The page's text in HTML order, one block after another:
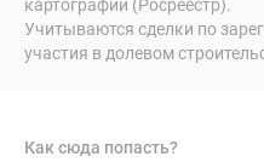
картографии (Росреестр).
Учитываются сделки по
участия в долевом
Как сюда попасть?